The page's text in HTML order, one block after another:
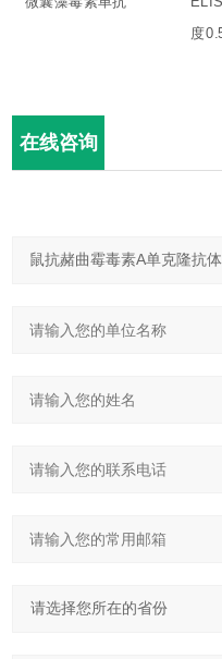
度
在线咨询